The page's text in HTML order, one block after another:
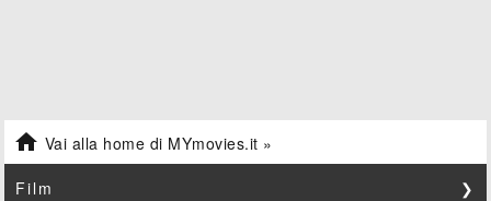
 Vai alla home di MYmovies.it »
Film ❯